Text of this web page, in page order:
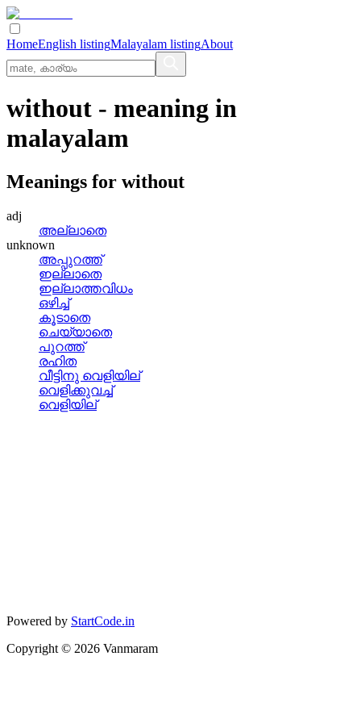
HomeEnglish listingMalayalam listingAbout
without - meaning in
malayalam
Meanings for without
adj
അല്ലാതെ
unknown
അപ്പുറത്ത്
ഇല്ലാതെ
ഇല്ലാത്തവിധം
ഒഴിച്ച്
കൂടാതെ
ചെയ്യാതെ
പുറത്ത്
രഹിത
വീട്ടിനു വെളിയില്
വെളിക്കുവച്ച്
വെളിയില്
Powered by StartCode.in
Copyright © 2026 Vanmaram